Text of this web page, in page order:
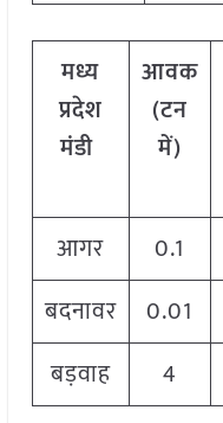
मध्य
प्रदेश
मंडी
आवक
(टन
में)
आगर
0.1
बदनावर
0.01
बड़वाह
4